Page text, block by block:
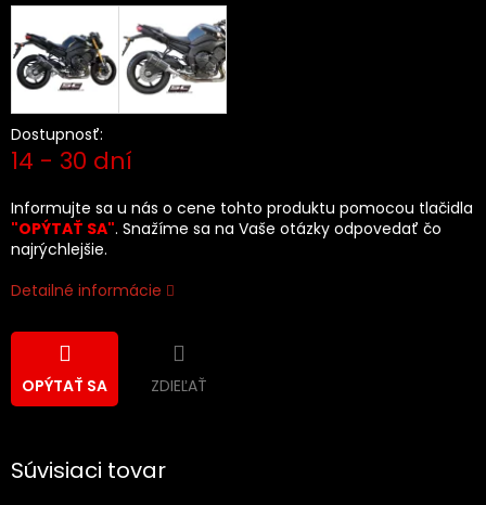
Dostupnosť:
14 - 30 dní
Informujte sa u nás o cene tohto produktu pomocou tlačidla
"OPÝTAŤ SA". Snažíme sa na Vaše otázky odpovedať čo
najrýchlejšie.
Detailné informácie
OPÝTAŤ SA ZDIEĽAŤ
Súvisiaci tovar